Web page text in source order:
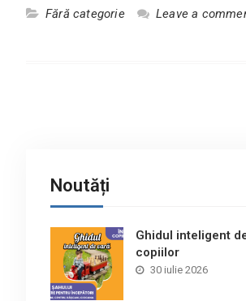
Fără categorie Leave a
Noutăți
Ghidul inteligent
copiilor
30 iulie 2026